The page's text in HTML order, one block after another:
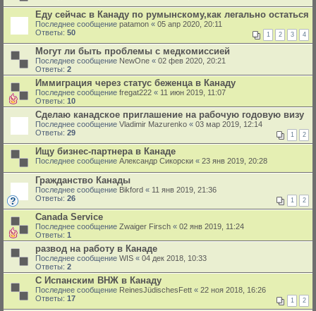
Еду сейчас в Канаду по румынскому,как легально остаться
Последнее сообщение patamon « 05 апр 2020, 20:11
Ответы: 50 1 2 3 4
Могут ли быть проблемы с медкомиссией
Последнее сообщение NewOne « 02 фев 2020, 20:21
Ответы: 2
Иммиграция через статус беженца в Канаду
Последнее сообщение fregat222 « 11 июн 2019, 11:07
Ответы: 10
Сделаю канадское приглашение на рабочую годовую визу
Последнее сообщение Vladimir Mazurenko « 03 мар 2019, 12:14
Ответы: 29 1 2
Ищу бизнес-партнера в Канаде
Последнее сообщение Александр Сикорски « 23 янв 2019, 20:28
Гражданство Канады
Последнее сообщение Bikford « 11 янв 2019, 21:36
Ответы: 26 1 2
Canada Service
Последнее сообщение Zwaiger Firsch « 02 янв 2019, 11:24
Ответы: 1
развод на работу в Канаде
Последнее сообщение WIS « 04 дек 2018, 10:33
Ответы: 2
С Испанским ВНЖ в Канаду
Последнее сообщение ReinesJüdischesFett « 22 ноя 2018, 16:26
Ответы: 17 1 2